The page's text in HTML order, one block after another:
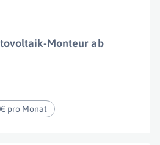
Monteur ab
pro Monat